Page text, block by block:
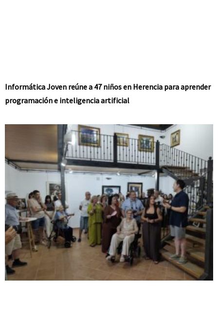
Informática Joven reúne a 47 niños en Herencia para aprender
programación e inteligencia artificial